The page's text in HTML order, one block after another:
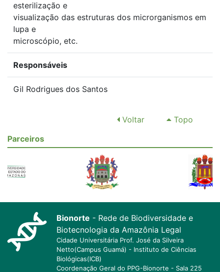
esterilização e
visualização das estruturas dos microrganismos em
lupa e
microscópio, etc.
Responsáveis
Gil Rodrigues dos Santos
Voltar
Topo
Parceiros
Bionorte - Rede de Biodiversidade e
Biotecnologia da Amazônia Legal
Cidade Universitária Prof. José da Silveira
Netto(Campus Guamá) - Instituto de Ciências
Biológicas(ICB)
Coordenação Geral do PPG-Bionorte - Sala 225